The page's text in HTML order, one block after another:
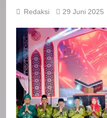
Redaksi 29 Juni 2025